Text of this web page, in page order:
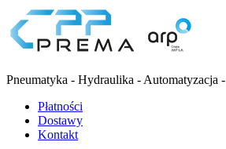
Pneumatyka - Hydraulika - Automatyzacja -
Płatności
Dostawy
Kontakt